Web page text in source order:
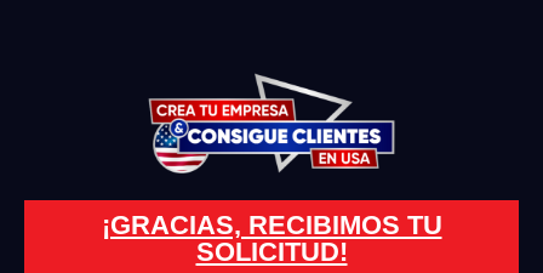
¡GRACIAS, RECIBIMOS TU
SOLICITUD!